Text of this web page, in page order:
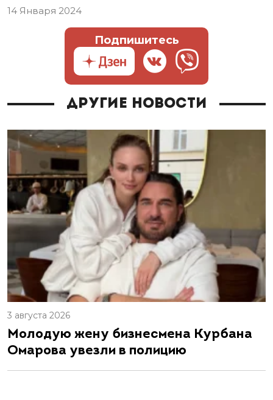
14 Января 2024
Подпишитесь
Другие новости
3 августа 2026
Молодую жену бизнесмена Курбана
Омарова увезли в полицию